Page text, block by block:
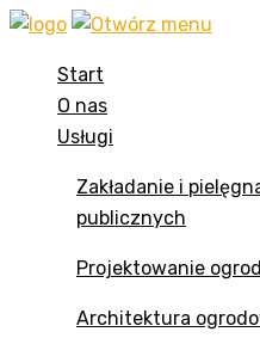
Start
O nas
Usługi
Zakładanie i
publicznych
Projektowanie
Architektura